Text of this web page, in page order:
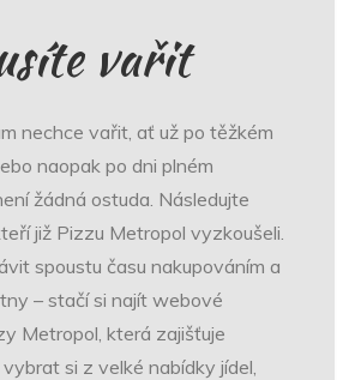
vařit
nechce vařit, ať už po těžkém
naopak po dni plném
žádná ostuda. Následujte
již Pizzu Metropol vyzkoušeli.
spoustu času nakupováním a
– stačí si najít webové
Metropol, která zajišťuje
si z velké nabídky jídel,